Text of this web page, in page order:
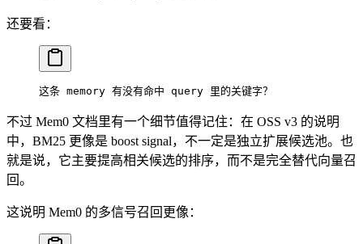
还要看：
这条 memory 有没有命中 query 里的关键字？
不过 Mem0 文档里有一个细节值得记住：在 OSS v3 的说明
中，BM25 更像是 boost signal，不一定是独立扩展候选池。也
就是说，它主要提高相关候选的排序，而不是完全替代向量召
回。
这说明 Mem0 的多信号召回更像：